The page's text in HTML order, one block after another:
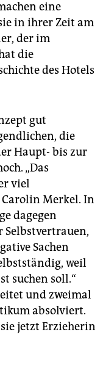
eine
in ihrer Zeit am
der im
die
des Hotels
gut
die
Haupt- bis zur
„Das
viel
Carolin Merkel. In
dagegen
Selbstvertrauen,
Sachen
weil
suchen soll.“
und zweimal
absolviert.
jetzt Erzieherin